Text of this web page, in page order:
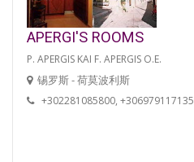
APERGI'S ROOMS
P. APERGIS KAI F. APERGIS O.E.
锡罗斯 - 荷莫波利斯
+302281085800, +306979117135